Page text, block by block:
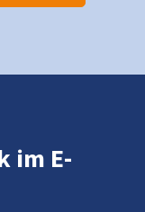
im E-